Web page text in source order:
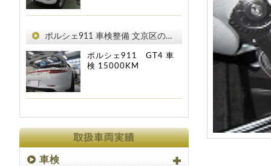
ポルシェ911 車検整備 文京区のお客様
ポルシェ911 GT4 車
検 15000KM
車検